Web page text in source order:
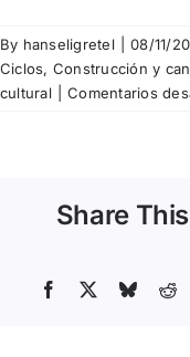
By hanseligretel 08/11/
Ciclos, Construcción y
cultural
Comentarios
Share
Facebook Bluesky